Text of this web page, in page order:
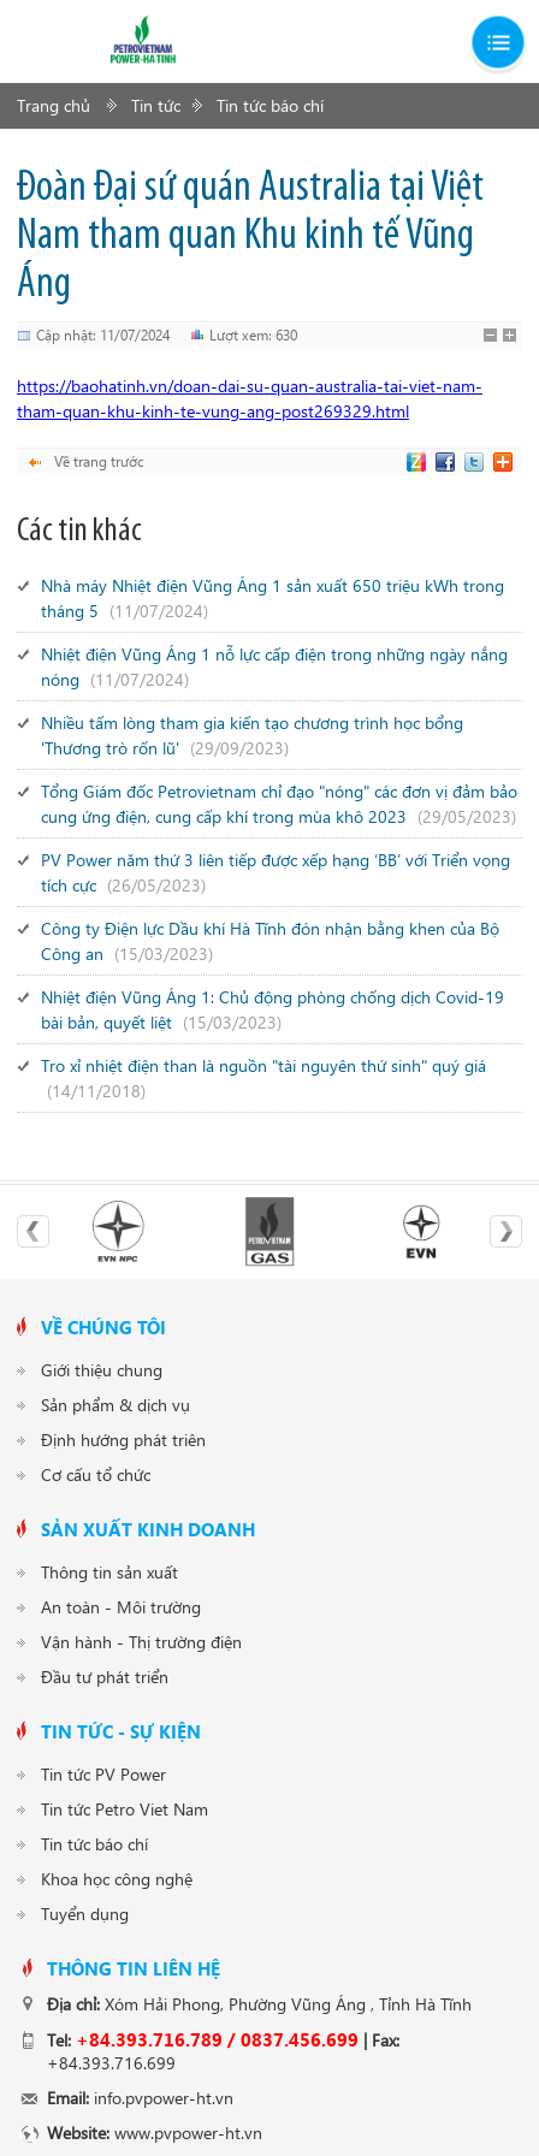
Trang chủ Tin tức Tin tức báo chí
Đoàn Đại sứ quán Australia tại Việt
Nam tham quan Khu kinh tế Vũng
Áng
Cập nhật: 11/07/2024 Lượt xem: 630
https://baohatinh.vn/doan-dai-su-quan-australia-tai-viet-nam-
tham-quan-khu-kinh-te-vung-ang-post269329.html
Về trang trước
Các tin khác
Nhà máy Nhiệt điện Vũng Áng 1 sản xuất 650 triệu kWh trong
tháng 5 (11/07/2024)
Nhiệt điện Vũng Áng 1 nỗ lực cấp điện trong những ngày nắng
nóng (11/07/2024)
Nhiều tấm lòng tham gia kiến tạo chương trình học bổng
'Thương trò rốn lũ' (29/09/2023)
Tổng Giám đốc Petrovietnam chỉ đạo "nóng" các đơn vị đảm bảo
cung ứng điện, cung cấp khí trong mùa khô 2023 (29/05/2023)
PV Power năm thứ 3 liên tiếp được xếp hạng ‘BB’ với Triển vọng
tích cực (26/05/2023)
Công ty Điện lực Dầu khí Hà Tĩnh đón nhận bằng khen của Bộ
Công an (15/03/2023)
Nhiệt điện Vũng Áng 1: Chủ động phòng chống dịch Covid-19
bài bản, quyết liệt (15/03/2023)
Tro xỉ nhiệt điện than là nguồn "tài nguyên thứ sinh" quý giá
(14/11/2018)
VỀ CHÚNG TÔI
Giới thiệu chung
Sản phẩm & dịch vụ
Định hướng phát triên
Cơ cấu tổ chức
SẢN XUẤT KINH DOANH
Thông tin sản xuất
An toàn - Môi trường
Vận hành - Thị trường điện
Đầu tư phát triển
TIN TỨC - SỰ KIỆN
Tin tức PV Power
Tin tức Petro Viet Nam
Tin tức báo chí
Khoa học công nghệ
Tuyển dụng
THÔNG TIN LIÊN HỆ
Địa chỉ: Xóm Hải Phong, Phường Vũng Áng , Tỉnh Hà Tĩnh
Tel: +84.393.716.789 / 0837.456.699 | Fax:
+84.393.716.699
Email: info.pvpower-ht.vn
Website: www.pvpower-ht.vn